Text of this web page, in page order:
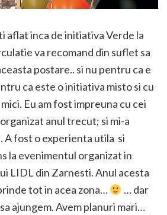
aflat inca de initiativa Verde la
va recomand din suflet sa
postare.. si nu pentru ca e
ca este o initiativa misto si cu
Eu am fost impreuna cu cei
anul trecut; si mi-a
A fost o experienta utila si
la evenimentul organizat in
LIDL din Zarnesti. Anul acesta
tot in acea zona…
… dar
ajungem. Avem planuri mari…